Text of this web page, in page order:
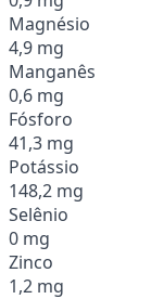
Magnésio
4,9 mg
Manganês
0,6 mg
Fósforo
41,3 mg
Potássio
148,2 mg
Selênio
0 mg
Zinco
1,2 mg